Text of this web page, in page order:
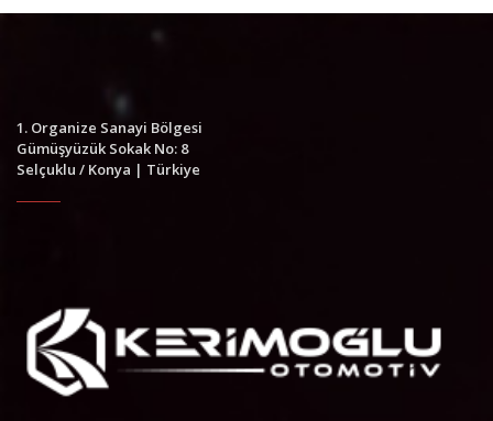
desteklemektedir.
1. Organize Sanayi Bölgesi
Gümüşyüzük Sokak No: 8
Selçuklu / Konya | Türkiye